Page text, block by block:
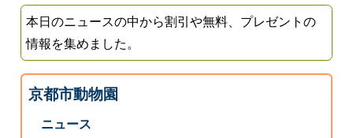
本日のニュースの中から割引や無料、プレゼントの
情報を集めました。
京都市動物園
ニュース